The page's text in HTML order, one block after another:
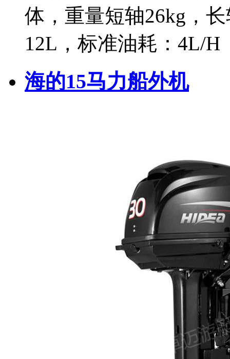
体，重量短轴26kg，
12L，标准油耗：4L/H
海的15马力船外机